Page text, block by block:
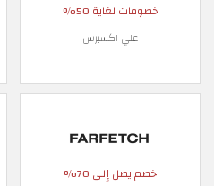
خصومات لغاية 50%
علي اكسبرس
خصم يصل إلى 70%